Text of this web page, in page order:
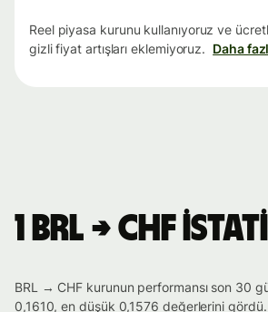
Reel piyasa kurunu kullanıyoruz ve
gizli fiyat artışları eklemiyoruz. Daha
1 BRL → CHF
BRL → CHF kurunun performansı son 30
0,1610, en düşük 0,1576 değerlerini